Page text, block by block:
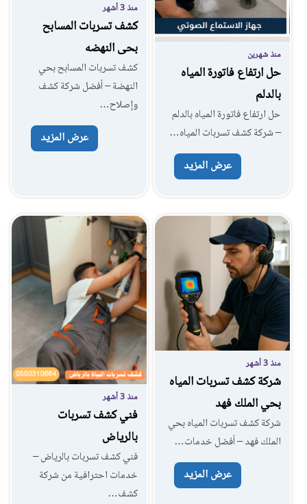
منذ شهرين
حل ارتفاع فاتورة المياه
بالدلم
حل ارتفاع فاتورة المياه بالدلم
– شركة كشف تسربات المياه…
عرض المزيد
منذ 3 أشهر
كشف تسربات المسابح
بحى النهضه
كشف تسربات المسابح بحي
النهضة – أفضل شركة كشف
وإصلاح…
عرض المزيد
منذ 3 أشهر
شركة كشف تسربات المياه
بحي الملك فهد
شركة كشف تسربات المياه بحي
الملك فهد – أفضل خدمات…
عرض المزيد
منذ 3 أشهر
فني كشف تسربات
بالرياض
فني كشف تسربات بالرياض –
خدمات احترافية من شركة
كشف…